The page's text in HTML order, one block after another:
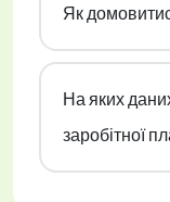
Як
На яких
заробітної